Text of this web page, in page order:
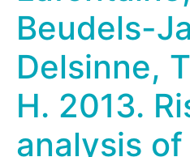
Beudels-
Delsinne,
H. 2013.
analysis